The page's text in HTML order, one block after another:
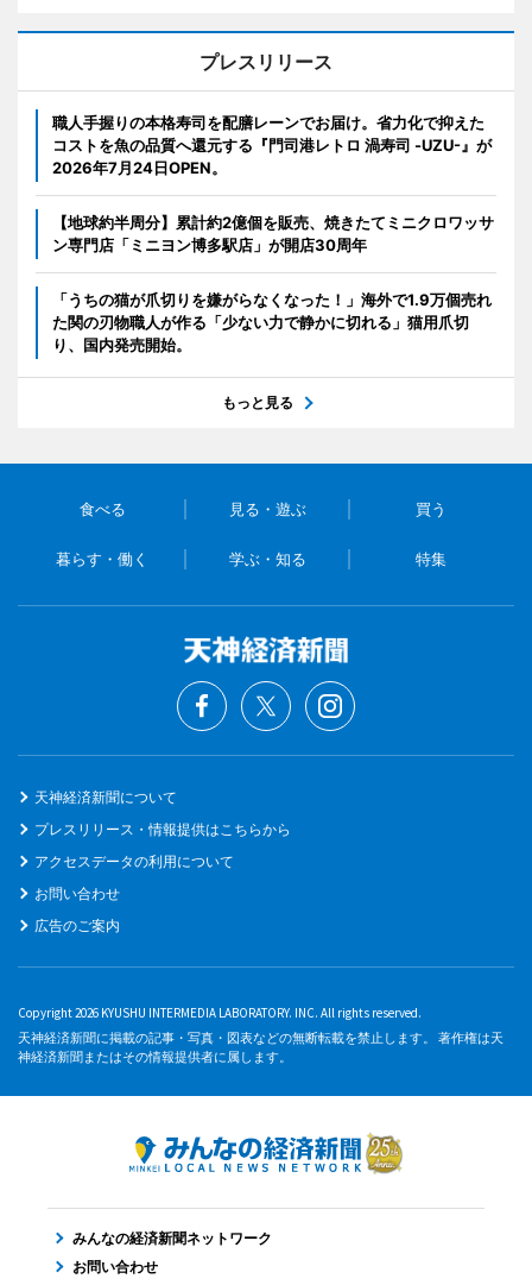
プレスリリース
職人手握りの本格寿司を配膳レーンでお届け。省力化で抑えた
コストを魚の品質へ還元する『門司港レトロ 渦寿司 -UZU-』が
2026年7月24日OPEN。
【地球約半周分】累計約2億個を販売、焼きたてミニクロワッサ
ン専門店「ミニヨン博多駅店」が開店30周年
「うちの猫が爪切りを嫌がらなくなった！」海外で1.9万個売れ
た関の刃物職人が作る「少ない力で静かに切れる」猫用爪切
り、国内発売開始。
もっと見る
食べる 見る・遊ぶ 買う
暮らす・働く 学ぶ・知る 特集
天神経済新聞について
プレスリリース・情報提供はこちらから
アクセスデータの利用について
お問い合わせ
広告のご案内
Copyright 2026 KYUSHU INTERMEDIA LABORATORY. INC. All rights reserved.
天神経済新聞に掲載の記事・写真・図表などの無断転載を禁止します。 著作権は天
神経済新聞またはその情報提供者に属します。
みんなの経済新聞ネットワーク
お問い合わせ